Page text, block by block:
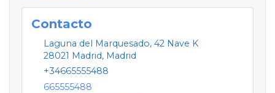
Contacto
Laguna del Marquesado, 42 Nave K
28021 Madrid, Madrid
+34665555488
665555488